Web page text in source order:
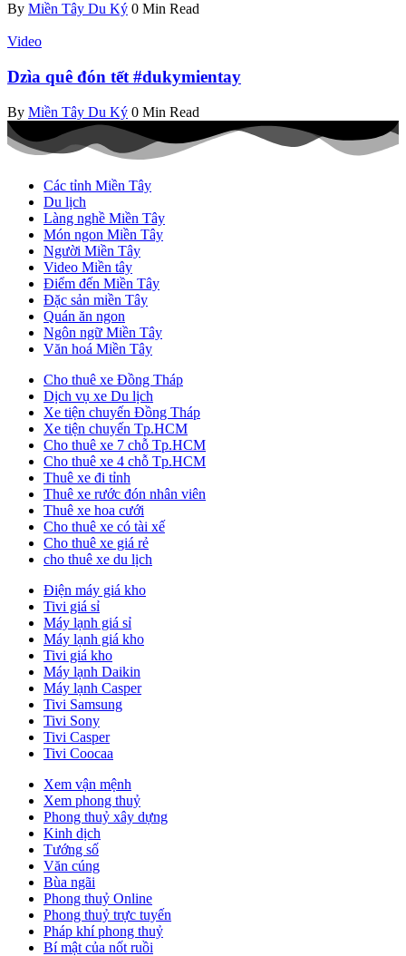
By Miền Tây Du Ký 0 Min Read
Video
Dzìa quê đón tết #dukymientay
By Miền Tây Du Ký 0 Min Read
Các tỉnh Miền Tây
Du lịch
Làng nghề Miền Tây
Món ngon Miền Tây
Người Miền Tây
Video Miền tây
Điểm đến Miền Tây
Đặc sản miền Tây
Quán ăn ngon
Ngôn ngữ Miền Tây
Văn hoá Miền Tây
Cho thuê xe Đồng Tháp
Dịch vụ xe Du lịch
Xe tiện chuyến Đồng Tháp
Xe tiện chuyến Tp.HCM
Cho thuê xe 7 chỗ Tp.HCM
Cho thuê xe 4 chỗ Tp.HCM
Thuê xe đi tỉnh
Thuê xe rước đón nhân viên
Thuê xe hoa cưới
Cho thuê xe có tài xế
Cho thuê xe giá rẻ
cho thuê xe du lịch
Điện máy giá kho
Tivi giá sỉ
Máy lạnh giá sỉ
Máy lạnh giá kho
Tivi giá kho
Máy lạnh Daikin
Máy lạnh Casper
Tivi Samsung
Tivi Sony
Tivi Casper
Tivi Coocaa
Xem vận mệnh
Xem phong thuỷ
Phong thuỷ xây dựng
Kinh dịch
Tướng số
Văn cúng
Bùa ngãi
Phong thuỷ Online
Phong thuỷ trực tuyến
Pháp khí phong thuỷ
Bí mật của nốt ruồi